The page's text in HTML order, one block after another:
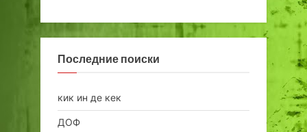
Последние поиски
кик ин де кек
ДОФ